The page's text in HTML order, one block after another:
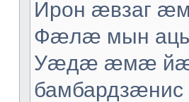
Ирон æвзаг
Фæлæ мын
Уæдæ æмæ йæ
бамбардзæнис